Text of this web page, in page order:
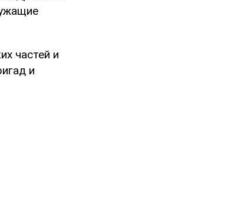
частей и
и